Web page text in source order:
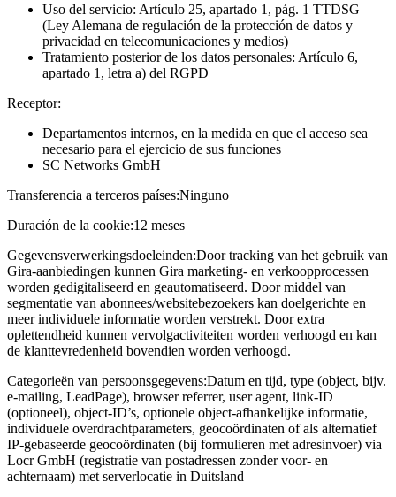
Uso del servicio: Artículo 25, apartado 1, pág. 1 TTDSG
(Ley Alemana de regulación de la protección de datos y
privacidad en telecomunicaciones y medios)
Tratamiento posterior de los datos personales: Artículo 6,
apartado 1, letra a) del RGPD
Receptor:
Departamentos internos, en la medida en que el acceso sea
necesario para el ejercicio de sus funciones
SC Networks GmbH
Transferencia a terceros países:Ninguno
Duración de la cookie:12 meses
Gegevensverwerkingsdoeleinden:Door tracking van het gebruik van
Gira-aanbiedingen kunnen Gira marketing- en verkoopprocessen
worden gedigitaliseerd en geautomatiseerd. Door middel van
segmentatie van abonnees/websitebezoekers kan doelgerichte en
meer individuele informatie worden verstrekt. Door extra
oplettendheid kunnen vervolgactiviteiten worden verhoogd en kan
de klanttevredenheid bovendien worden verhoogd.
Categorieën van persoonsgegevens:Datum en tijd, type (object, bijv.
e-mailing, LeadPage), browser referrer, user agent, link-ID
(optioneel), object-ID’s, optionele object-afhankelijke informatie,
individuele overdrachtparameters, geocoördinaten of als alternatief
IP-gebaseerde geocoördinaten (bij formulieren met adresinvoer) via
Locr GmbH (registratie van postadressen zonder voor- en
achternaam) met serverlocatie in Duitsland